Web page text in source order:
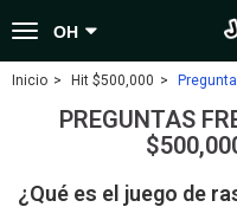
Toggle
navigation
OH
Inicio Hit $500,000
PREGUNTAS
¿Qué es el juego de